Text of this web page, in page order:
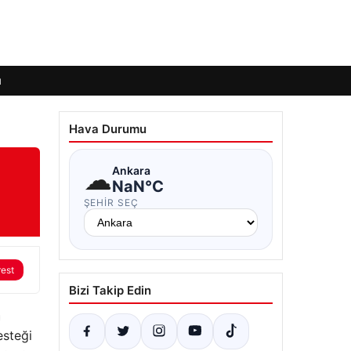
Hava Durumu
☁Ankara
NaN°C
ŞEHIR SEÇ
Bizi Takip Edin